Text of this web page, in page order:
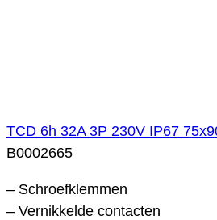
TCD 6h 32A 3P 230V IP67
B0002665
– Schroefklemmen
– Vernikkelde contacten